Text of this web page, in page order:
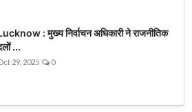
: मुख्य निर्वाचन अधिकारी ने राजनीतिक
...
29, 2025 0